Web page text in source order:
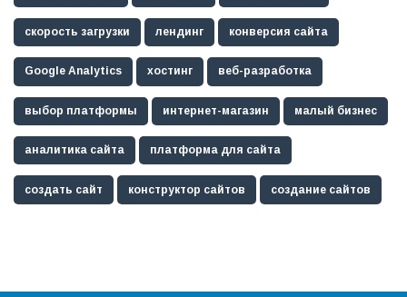
скорость загрузки лендинг конверсия сайта
Google Analytics хостинг веб-разработка
выбор платформы интернет-магазин малый бизнес
аналитика сайта платформа для сайта
создать сайт конструктор сайтов создание сайтов